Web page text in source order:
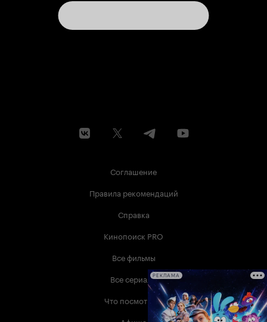
Соглашение
Правила рекомендаций
Справка
Кинопоиск PRO
Все фильмы
Все сериалы
Что посмотреть
РЕКЛАМА